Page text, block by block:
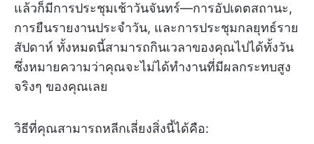
แล้วก็มีการประชุมเช้าวันจันทร์—การอัปเดตสถานะ,
การยืนรายงานประจำวัน, และการประชุมกลยุทธ์ราย
สัปดาห์ ทั้งหมดนี้สามารถกินเวลาของคุณไปได้ทั้งวัน
ซึ่งหมายความว่าคุณจะไม่ได้ทำงานที่มีผลกระทบสูง
จริงๆ ของคุณเลย
วิธีที่คุณสามารถหลีกเลี่ยงสิ่งนี้ได้คือ: